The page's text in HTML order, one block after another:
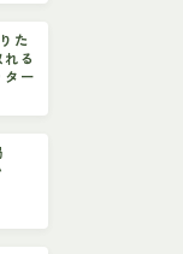
た
る
ー